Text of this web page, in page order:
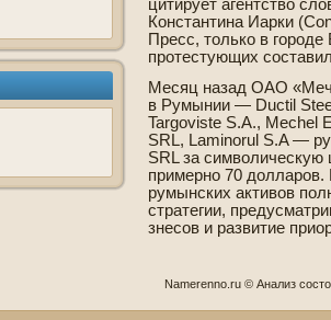
цитирует агентство
Константина Иарки
Пресс, только в
протестующих
Месяц назад ОАО
в Румынии — Ductil
Targoviste S.A., Mechel
SRL, Laminorul S.A —
SRL за
примерно 70
румынских активов
стратегии,
знесов и развитие
Namerenno.ru © Анализ